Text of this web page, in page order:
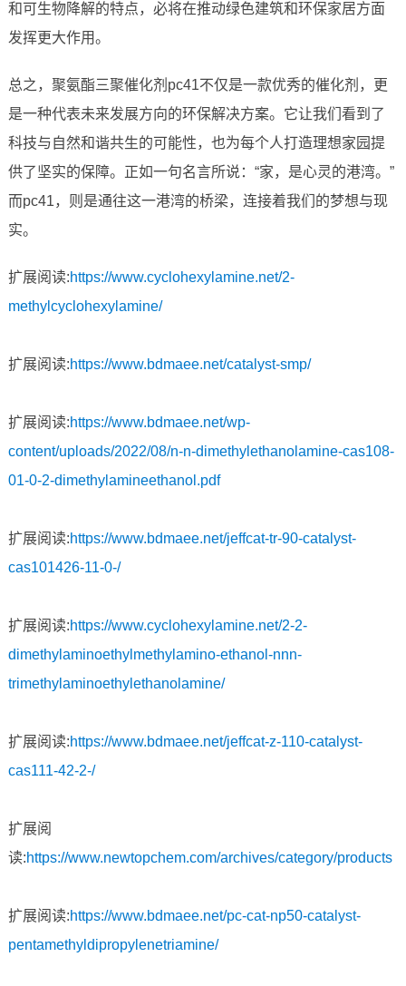
和可生物降解的特点，必将在推动绿色建筑和环保家居方面
发挥更大作用。
总之，聚氨酯三聚催化剂pc41不仅是一款优秀的催化剂，更
是一种代表未来发展方向的环保解决方案。它让我们看到了
科技与自然和谐共生的可能性，也为每个人打造理想家园提
供了坚实的保障。正如一句名言所说：“家，是心灵的港湾。”
而pc41，则是通往这一港湾的桥梁，连接着我们的梦想与现
实。
扩展阅读:https://www.cyclohexylamine.net/2-
methylcyclohexylamine/
扩展阅读:https://www.bdmaee.net/catalyst-smp/
扩展阅读:https://www.bdmaee.net/wp-
content/uploads/2022/08/n-n-dimethylethanolamine-cas108-
01-0-2-dimethylamineethanol.pdf
扩展阅读:https://www.bdmaee.net/jeffcat-tr-90-catalyst-
cas101426-11-0-/
扩展阅读:https://www.cyclohexylamine.net/2-2-
dimethylaminoethylmethylamino-ethanol-nnn-
trimethylaminoethylethanolamine/
扩展阅读:https://www.bdmaee.net/jeffcat-z-110-catalyst-
cas111-42-2-/
扩展阅
读:https://www.newtopchem.com/archives/category/products
扩展阅读:https://www.bdmaee.net/pc-cat-np50-catalyst-
pentamethyldipropylenetriamine/